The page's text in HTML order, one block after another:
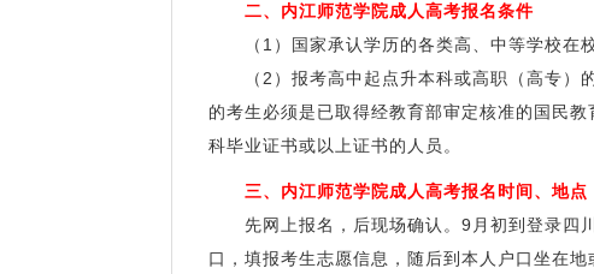
二、内江师范学院成人高考报名条件
（1）国家承认学历的各类高、中等学校在校
（2）报考高中起点升本科或高职（高专）
的考生必须是已取得经教育部审定核准的国民
科毕业证书或以上证书的人员。
三、内江师范学院成人高考报名时间、地点
先网上报名，后现场确认。9月初到登录四
口，填报考生志愿信息，随后到本人户口坐在